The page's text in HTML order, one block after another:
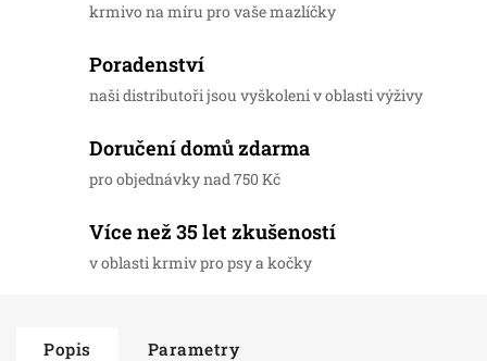
krmivo na míru pro vaše mazlíčky
Poradenství
naši distributoři jsou vyškoleni v oblasti výživy
Doručení domů zdarma
pro objednávky nad 750 Kč
Více než 35 let zkušeností
v oblasti krmiv pro psy a kočky
Popis Parametry